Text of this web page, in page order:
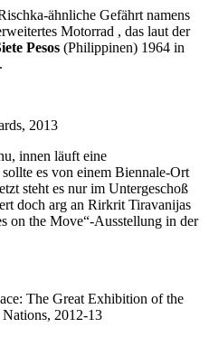
ähnliche Gefährt namens
Motorrad , das laut der
Pesos (Philippinen) 1964 in
2013
innen läuft eine
es von einem Biennale-Ort
steht es nur im Untergeschoß
doch arg an Rirkrit Tiravanijas
on the Move“-Ausstellung in der
The Great Exhibition of the
2012-13